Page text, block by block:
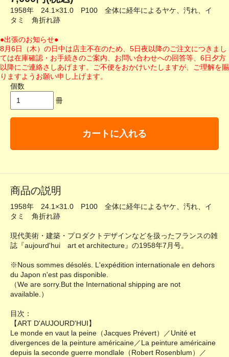
1958年 24.1×31.0 P100 全体に経年によるヤケ、汚れ、イ
タミ 角折れ跡
●出張のお知らせ●
8月6日（木）の日中は店主不在のため、5日夜以降のご注文につきまし
ては在庫確認・お手続きのご案内、お問い合わせへの回答等、6日夕方
以降にご連絡さしあげます。ご不便をおかけいたしますが、ご理解を賜
りますようお願い申し上げます。
個数
冊
カートに入れる
商品の説明
1958年 24.1×31.0 P100 全体に経年によるヤケ、汚れ、イ
タミ 角折れ跡
現代美術・建築・プロダクトデザインなどを扱ったフランスの雑
誌『aujourd'hui art et architecture』の1958年7月号。
※Nous sommes désolés. L'expédition internationale en dehors
du Japon n'est pas disponible.
（We are sorry.But the International shipping are not
available.）
目次：
【ART D'AUJOURD'HUI】
Le monde en vaut la peine（Jacques Prévert）／Unité et
divergences de la peinture américaine／La peinture américaine
depuis la seconde guerre mondlale（Robert Rosenblum）／